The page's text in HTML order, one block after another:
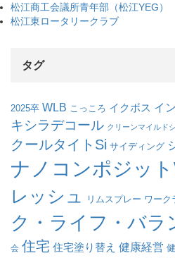
松江商工会議所青年部（松江YEG）
松江東ロータリークラブ
タグ
2025卒 WLB こっころ イクボス イ
キシラデコール クリーンマイルド
クールタイトSi サイディング
ナノコンポジッ
レッシュ
リムスプレー ワーク
ク・ライフ・バラ
会 住宅 住宅塗り替え 健康経営